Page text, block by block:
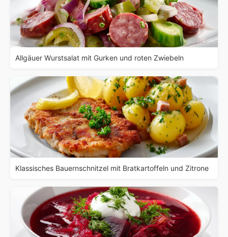
Allgäuer Wurstsalat mit Gurken und roten Zwiebeln
Klassisches Bauernschnitzel mit Bratkartoffeln und Zitrone